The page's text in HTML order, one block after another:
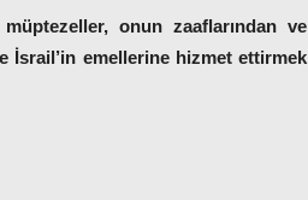
onun zaaflarından ve
İsrail’in emellerine hizmet ettirmek